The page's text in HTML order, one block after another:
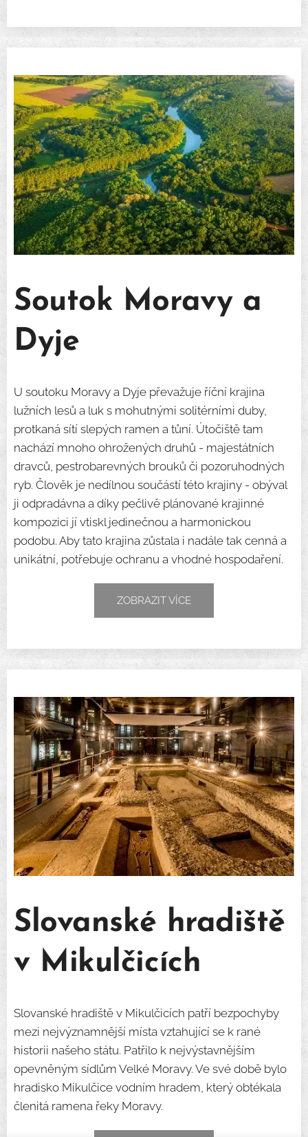
Soutok Moravy a
Dyje
U soutoku Moravy a Dyje převažuje říční krajina
lužních lesů a luk s mohutnými solitérními duby,
protkaná sítí slepých ramen a tůní. Útočiště tam
nachází mnoho ohrožených druhů - majestátních
dravců, pestrobarevných brouků či pozoruhodných
ryb. Člověk je nedílnou součástí této krajiny - obýval
ji odpradávna a díky pečlivě plánované krajinné
kompozici jí vtiskl jedinečnou a harmonickou
podobu. Aby tato krajina zůstala i nadále tak cenná a
unikátní, potřebuje ochranu a vhodné hospodaření.
ZOBRAZIT VÍCE
Slovanské hradiště
v Mikulčicích
Slovanské hradiště v Mikulčicích patří bezpochyby
mezi nejvýznamnější místa vztahující se k rané
historii našeho státu. Patřilo k nejvýstavnějším
opevněným sídlům Velké Moravy. Ve své době bylo
hradisko Mikulčice vodním hradem, který obtékala
členitá ramena řeky Moravy.